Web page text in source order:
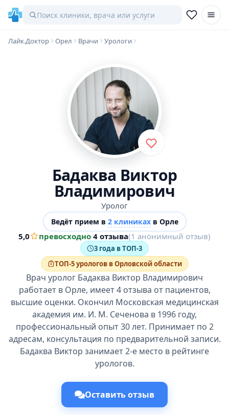
Лайк.Доктор Орел Врачи Урологи
Бадаква Виктор
Владимирович
Уролог
Ведёт прием в 2 клиникахв Орле
5,0 превосходно·4 отзыва(1 анонимный отзыв)
3 года в ТОП-3
ТОП-5 урологов в Орловской области
Врач уролог Бадаква Виктор Владимирович
работает в Орле, имеет 4 отзыва от пациентов,
высшие оценки. Окончил Московская медицинская
академия им. И. М. Сеченова в 1996 году,
профессиональный опыт 30 лет. Принимает по 2
адресам, консультация по предварительной записи.
Бадаква Виктор занимает 2-е место в рейтинге
урологов.
Оставить отзыв